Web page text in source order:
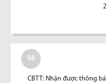
58
CBTT: Nhận được thông